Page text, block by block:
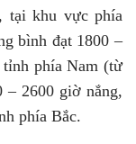
tại khu vực phía
bình đạt 1800 –
tỉnh phía Nam (từ
– 2600 giờ nắng,
phía Bắc.